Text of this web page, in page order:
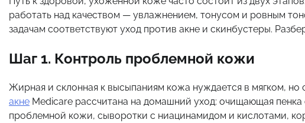
работать над качеством — увлажнением, тонусом и ровным
задачам соответствуют уход против акне и скинбустеры.
Шаг 1. Контроль проблемной кожи
Жирная и склонная к высыпаниям кожа нуждается в мягком, но
акне Medicare рассчитана на домашний уход: очищающая
проблемной кожи, сыворотки с ниацинамидом и кислотами,